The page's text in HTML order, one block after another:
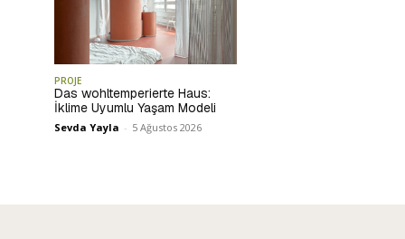
PROJE
Das wohltemperierte Haus:
İklime Uyumlu Yaşam Modeli
Sevda Yayla - 5 Ağustos 2026